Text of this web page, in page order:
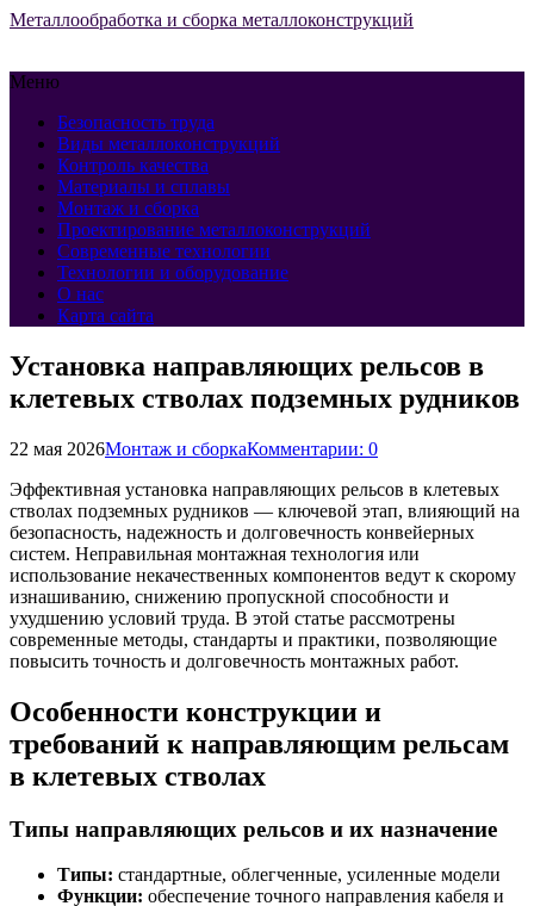
Металлообработка и сборка металлоконструкций
Меню
Безопасность труда
Виды металлоконструкций
Контроль качества
Материалы и сплавы
Монтаж и сборка
Проектирование металлоконструкций
Современные технологии
Технологии и оборудование
О нас
Карта сайта
Установка направляющих рельсов в
клетевых стволах подземных рудников
22 мая 2026Монтаж и сборкаКомментарии: 0
Эффективная установка направляющих рельсов в клетевых
стволах подземных рудников — ключевой этап, влияющий на
безопасность, надежность и долговечность конвейерных
систем. Неправильная монтажная технология или
использование некачественных компонентов ведут к скорому
изнашиванию, снижению пропускной способности и
ухудшению условий труда. В этой статье рассмотрены
современные методы, стандарты и практики, позволяющие
повысить точность и долговечность монтажных работ.
Особенности конструкции и
требований к направляющим рельсам
в клетевых стволах
Типы направляющих рельсов и их назначение
Типы: стандартные, облегченные, усиленные модели
Функции: обеспечение точного направления кабеля и